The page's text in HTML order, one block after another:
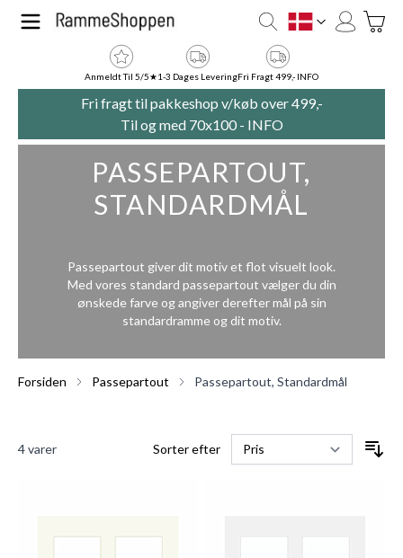
Skip to Content
DK
Anmeldt Til 5/5★1-3 Dages LeveringFri Fragt 499,- INFO
Fri fragt til pakkeshop v/køb over 499,-
Til og med 70x100 - INFO
PASSEPARTOUT,
STANDARDMÅL
Passepartout giver dit motiv et flot visuelt look.
Med vores standard passepartout vælger du din
ønskede farve og angiver derefter mål på sin
standardramme og dit motiv.
Forsiden Passepartout Passepartout, Standardmål
4varer Sorter efter